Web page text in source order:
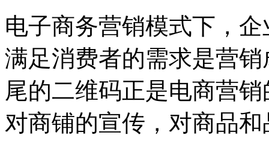
电子商务营销模式下，
满足消费者的需求是营
尾的二维码正是电商营
对商铺的宣传，对商品